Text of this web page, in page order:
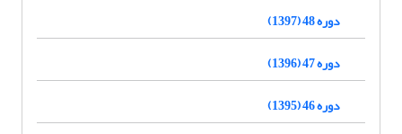
دوره 48 (1397)
دوره 47 (1396)
دوره 46 (1395)